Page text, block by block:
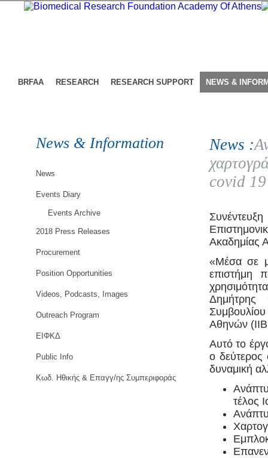
BRFAA RESEARCH RESEARCH SUPPORT NEWS &
News & Information
News
Events Diary
Events Archive
2018 Press Releases
Procurement
Position Opportunities
Videos, Podcasts, Images
Outreach Program
ΕΙΦΚΔ
Public Info
Κωδ. Ηθικής & Επαγγ/ης Συμπεριφοράς
News :
covid 19
Ακαδημίας
«Μέσα σε
επιστήμη
Δημήτρης
Αθηνών
Αυτό το
ο δεύτερος
δυναμική
τέλος